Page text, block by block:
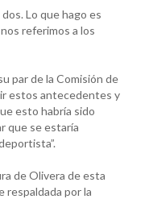
Lo que hago es
referimos a los
par de la Comisión de
estos antecedentes y
esto habría sido
que se estaría
de Olivera de esta
respaldada por la